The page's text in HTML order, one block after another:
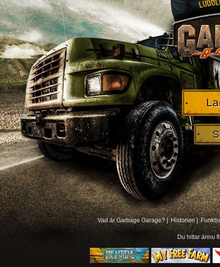
Vad är Garbage Garage? | Historien |
Du hittar ännu